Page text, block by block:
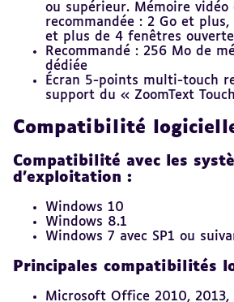
ou supérieur. Mémoire vidéo
recommandée : 2 Go et
et plus de 4 fenêtres
Recommandé : 256 Mo de
dédiée
Écran 5-points multi-touch
support du « ZoomText
Compatibilité
Compatibilité avec les
d’exploitation :
Windows 10
Windows 8.1
Windows 7 avec SP1 ou
Principales compatibilités
Microsoft Office 2010, 2013,